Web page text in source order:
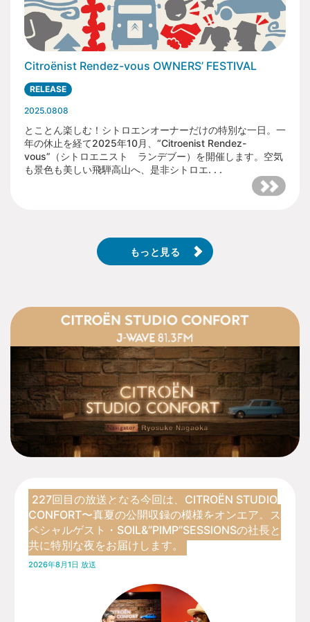
Citroënist Rendez-vous OWNERS’ FESTIVAL
RELEASE
2025.0808
とことん楽しむ！シトロエンオーナーだけの特別な一日。一
年の休止を経て2025年10月、“Citroenist Rendez-
vous”（シトロエニスト ランデブー）を開催します。空気
も景色も美しい飛騨高山へ、是非シトロエ. . .
もっと見る
227回目の放送となる今回は、CITROËN STUDIO
CONFORT〜真夏の公開収録の模様をオンエア。ス
ペシャルゲスト・SOIL&”PIMP”SESSIONSの社長と
共に特別な夜をお届けします。
2026年8月1日 放送